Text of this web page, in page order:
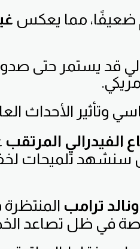
ضعيفًا، مما يعكس
قد يستمر حتى
وتأثير الأحداث
الفيدرالي المرتقب
سنشهد تلميحات
ترامب
في ظل تصاعد